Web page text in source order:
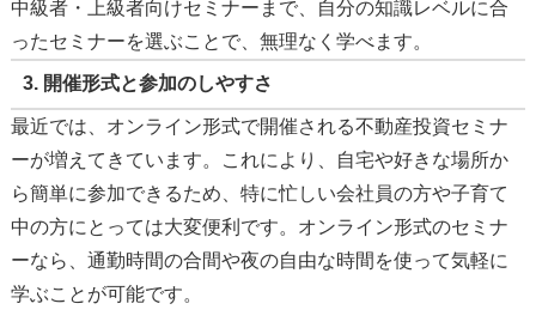
中級者・上級者向けセミナーまで、自分の知識レベルに合
ったセミナーを選ぶことで、無理なく学べます。
3. 開催形式と参加のしやすさ
最近では、オンライン形式で開催される不動産投資セミナ
ーが増えてきています。これにより、自宅や好きな場所か
ら簡単に参加できるため、特に忙しい会社員の方や子育て
中の方にとっては大変便利です。オンライン形式のセミナ
ーなら、通勤時間の合間や夜の自由な時間を使って気軽に
学ぶことが可能です。